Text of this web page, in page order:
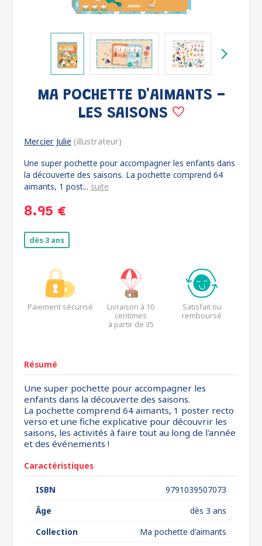
MA POCHETTE D'AIMANTS -
LES SAISONS
Mercier Julie (illustrateur)
Une super pochette pour accompagner les enfants dans
la découverte des saisons. La pochette comprend 64
aimants, 1 post... suite
8.95 €
dès 3 ans
Paiement sécurisé
Livraison à 10
centimes
à partir de 35
Satisfait ou
remboursé
Résumé
Une super pochette pour accompagner les
enfants dans la découverte des saisons.
La pochette comprend 64 aimants, 1 poster recto
verso et une fiche explicative pour découvrir les
saisons, les activités à faire tout au long de l'année
et des événements !
Caractéristiques
ISBN
9791039507073
Âge
dès 3 ans
Collection
Ma pochette d'aimants